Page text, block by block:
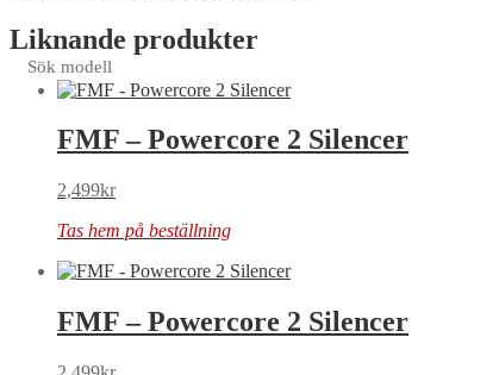
Liknande produkter
FMF – Powercore 2 Silencer
2,499kr
Tas hem på beställning
FMF – Powercore 2 Silencer
Sök modell